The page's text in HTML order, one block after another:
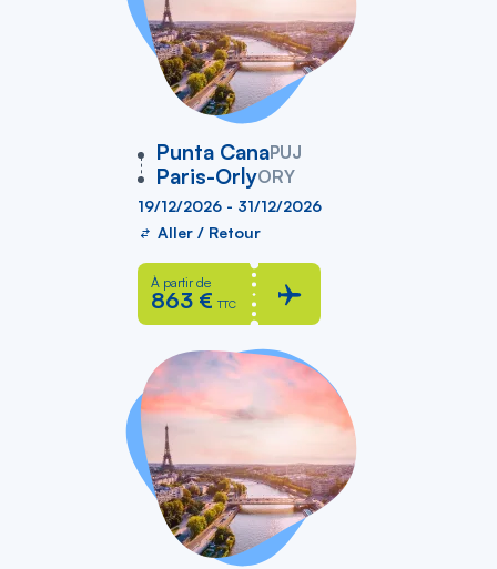
Punta CanaPUJ
vers
Paris-OrlyORY
19/12/2026 - 31/12/2026
Aller / Retour
À partir de
863 € TTC